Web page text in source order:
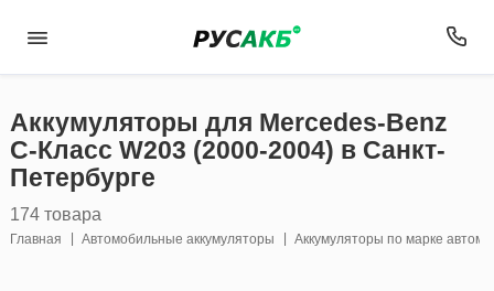
Аккумуляторы для Mercedes-Benz
C-Класс W203 (2000-2004) в Санкт-
Петербурге
174 товара
Главная Автомобильные аккумуляторы Аккумуляторы по марке